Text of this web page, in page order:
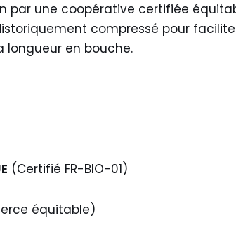
par une coopérative certifiée
compressé pour
longueur en bouche.
(Certifié FR-BIO-01)
équitable)